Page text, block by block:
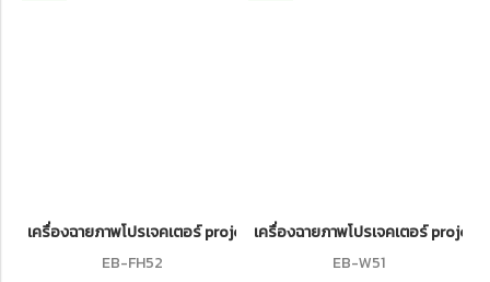
เครื่องฉายภาพโปรเจคเตอร์ projector Epson EB-FH52 Wireless
EB-FH52
เครื่องฉายภาพโปรเจคเตอร์
EB-W51